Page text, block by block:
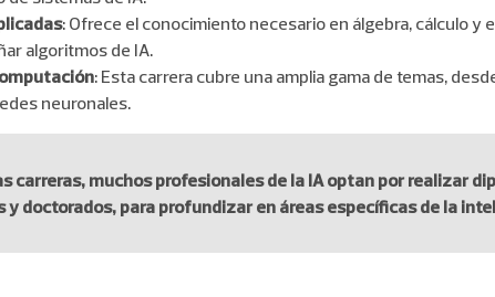
: Ofrece el conocimiento necesario en álgebra, cálculo
algoritmos de IA.
: Esta carrera cubre una amplia gama de temas,
neuronales.
carreras, muchos profesionales de la IA optan por realizar
y doctorados, para profundizar en áreas específicas de la